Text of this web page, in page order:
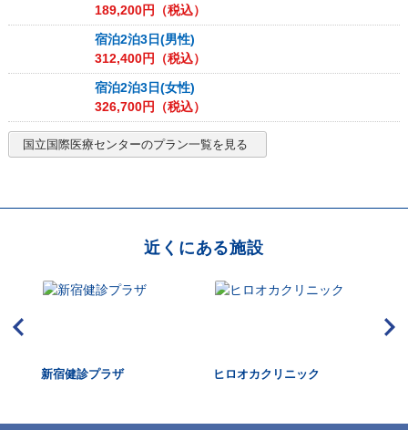
189,200円（税込）
宿泊2泊3日(男性)
312,400円（税込）
宿泊2泊3日(女性)
326,700円（税込）
国立国際医療センターのプラン一覧を見る
近くにある施設
新宿健診プラザ ヒロオカクリニック